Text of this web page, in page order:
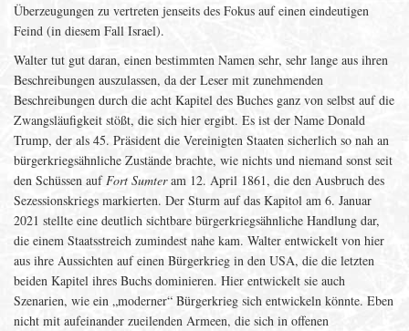
Überzeugungen zu vertreten jenseits des Fokus auf einen eindeutigen
Feind (in diesem Fall Israel).
Walter tut gut daran, einen bestimmten Namen sehr, sehr lange aus ihren
Beschreibungen auszulassen, da der Leser mit zunehmenden
Beschreibungen durch die acht Kapitel des Buches ganz von selbst auf die
Zwangsläufigkeit stößt, die sich hier ergibt. Es ist der Name Donald
Trump, der als 45. Präsident die Vereinigten Staaten sicherlich so nah an
bürgerkriegsähnliche Zustände brachte, wie nichts und niemand sonst seit
den Schüssen aufFort Sumteram 12. April 1861, die den Ausbruch des
Sezessionskriegs markierten. Der Sturm auf das Kapitol am 6. Januar
2021 stellte eine deutlich sichtbare bürgerkriegsähnliche Handlung dar,
die einem Staatsstreich zumindest nahe kam. Walter entwickelt von hier
aus ihre Aussichten auf einen Bürgerkrieg in den USA, die die letzten
beiden Kapitel ihres Buchs dominieren. Hier entwickelt sie auch
Szenarien, wie ein „moderner“ Bürgerkrieg sich entwickeln könnte. Eben
nicht mit aufeinander zueilenden Armeen, die sich in offenen